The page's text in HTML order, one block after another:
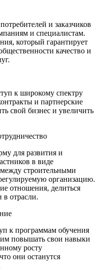
и заказчиков
и специалистам.
который гарантирует
качество и
к широкому спектру
и партнерские
свой бизнес и увеличить
для развития и
в виде
строительными
организацию.
отношения, делиться
в отрасли.
к программам обучения
повышать свои навыки
росту
они останутся